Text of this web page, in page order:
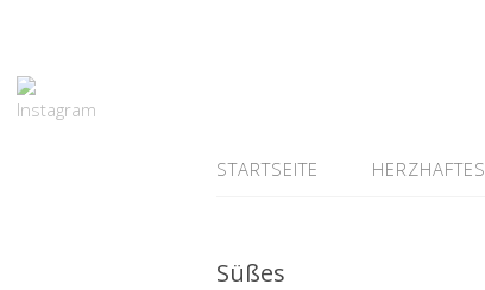
STARTSEITE HERZHAFTES
Süßes